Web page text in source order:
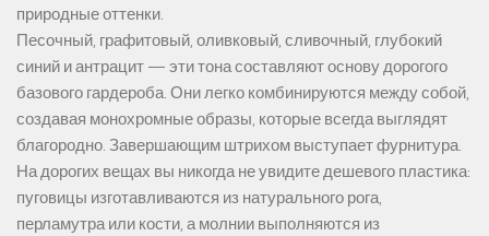
природные оттенки.
Песочный, графитовый, оливковый, сливочный, глубокий
синий и антрацит — эти тона составляют основу дорогого
базового гардероба. Они легко комбинируются между собой,
создавая монохромные образы, которые всегда выглядят
благородно. Завершающим штрихом выступает фурнитура.
На дорогих вещах вы никогда не увидите дешевого пластика:
пуговицы изготавливаются из натурального рога,
перламутра или кости, а молнии выполняются из